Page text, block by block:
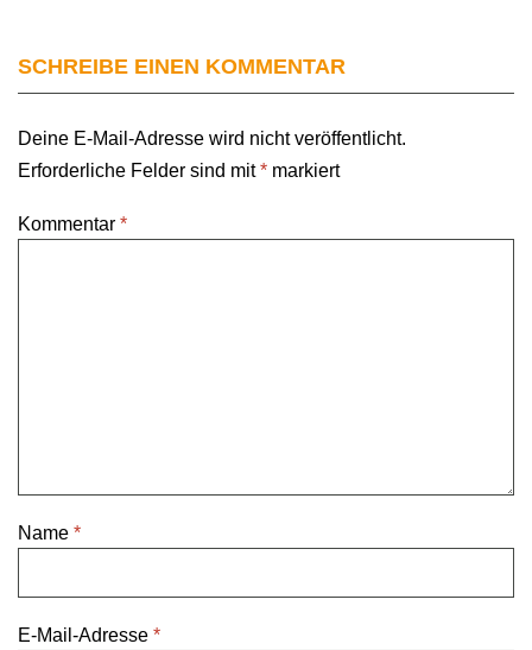
SCHREIBE EINEN KOMMENTAR
Deine E-Mail-Adresse wird nicht veröffentlicht.
Erforderliche Felder sind mit* markiert
Kommentar *
Name *
E-Mail-Adresse *